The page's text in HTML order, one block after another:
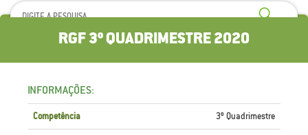
RGF 3º QUADRIMESTRE 2020
INFORMAÇÕES:
Competência 3º Quadrimestre